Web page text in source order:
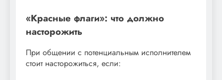
«Красные флаги»: что должно
насторожить
При общении с потенциальным исполнителем
стоит насторожиться, если: